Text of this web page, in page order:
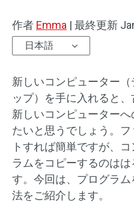
作者 Emma | 最終更新
日本語
新しいコンピューター
ップ）を手に入れると
新しいコンピューター
たいと思うでしょう。
トすれば簡単ですが、
ラムをコピーするのは
す。今回は、プログラ
法をご紹介します。